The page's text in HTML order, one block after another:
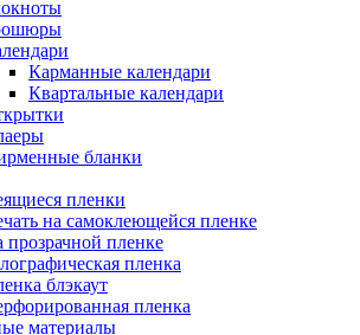
Карманные календари
Квартальные календари
бланки
пленки
на самоклеющейся пленке
прозрачной пленке
пленка
блэкаут
пленка
материалы